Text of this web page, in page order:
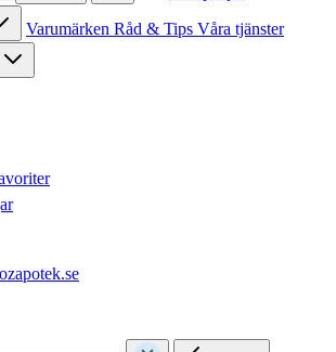
Varumärken Råd & Tips Våra tjänster